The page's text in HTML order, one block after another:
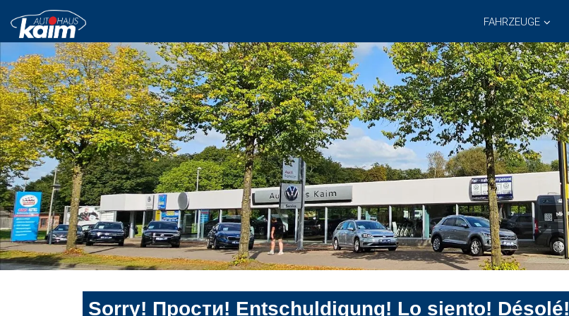
FAHRZEUGE
Sorry! Прости! Entschuldigung! Lo siento! Désolé!